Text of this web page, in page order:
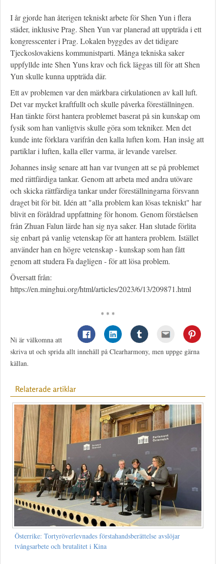
I år gjorde han återigen tekniskt arbete för Shen Yun i flera
städer, inklusive Prag. Shen Yun var planerad att uppträda i ett
kongresscenter i Prag. Lokalen byggdes av det tidigare
Tjeckoslovakiens kommunistparti. Många tekniska saker
uppfyllde inte Shen Yuns krav och fick läggas till för att Shen
Yun skulle kunna uppträda där.
Ett av problemen var den märkbara cirkulationen av kall luft.
Det var mycket kraftfullt och skulle påverka föreställningen.
Han tänkte först hantera problemet baserat på sin kunskap om
fysik som han vanligtvis skulle göra som tekniker. Men det
kunde inte förklara varifrån den kalla luften kom. Han insåg att
partiklar i luften, kalla eller varma, är levande varelser.
Johannes insåg senare att han var tvungen att se på problemet
med rättfärdiga tankar. Genom att arbeta med andra utövare
och skicka rättfärdiga tankar under föreställningarna försvann
draget bit för bit. Idén att "alla problem kan lösas tekniskt" har
blivit en föråldrad uppfattning för honom. Genom förståelsen
från Zhuan Falun lärde han sig nya saker. Han slutade förlita
sig enbart på vanlig vetenskap för att hantera problem. Istället
använder han en högre vetenskap - kunskap som han fått
genom att studera Fa dagligen - för att lösa problem.
Översatt från:
https://en.minghui.org/html/articles/2023/6/13/209871.html
* * *
Ni är välkomna att
skriva ut och sprida allt innehåll på Clearharmony, men uppge gärna
källan.
Relaterade artiklar
Österrike: Tortyröverlevnades förstahandsberättelse avslöjar
tvångsarbete och brutalitet i Kina